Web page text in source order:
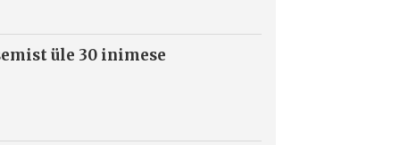
üle 30 inimese